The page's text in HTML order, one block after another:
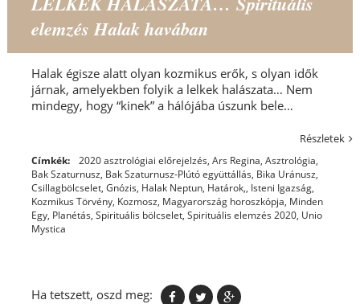
elemzés Halak havában
Halak égisze alatt olyan kozmikus erők, s olyan idők
járnak, amelyekben folyik a lelkek halászata… Nem
mindegy, hogy “kinek” a hálójába úszunk bele…
Részletek
Címkék: 2020 asztrológiai előrejelzés, Ars Regina, Asztrológia,
Bak Szaturnusz, Bak Szaturnusz-Plútó együttállás, Bika Uránusz,
Csillagbölcselet, Gnózis, Halak Neptun, Határok,, Isteni Igazság,
Kozmikus Törvény, Kozmosz, Magyarország horoszkópja, Minden
Egy, Planétás, Spirituális bölcselet, Spirituális elemzés 2020, Unio
Mystica
Ha tetszett, oszd meg: